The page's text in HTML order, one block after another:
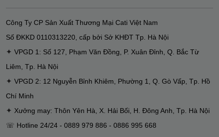
Công Ty CP Sản Xuất Thương Mại Cati Việt Nam
Số ĐKKD 0110313220 cấp bởi Sở KHĐT Tp. Hà Nội
✦ VPGD 1: Số 127, Phạm Văn Đồng, P. Xuân Đỉnh, Q. Bắc Từ
Liêm, Tp. Hà Nội
✦ VPGD 2: 12 Nguyễn Bỉnh Khiêm, Phường 1, Q. Gò Vấp, Tp. Hồ
Chí Minh
✦ Xưởng may: Thôn Yên Hà, X. Hải Bối, H. Đông Anh, Tp. Hà Nội
☏ Hotline 24/24 - 0889 979 886 - 0886 995 668